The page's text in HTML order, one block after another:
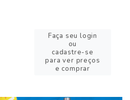
Faça seu login
ou
cadastre-se
para ver preços
e comprar